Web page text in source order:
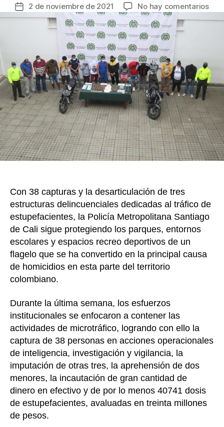
c
e
b
o
o
k
itt
er
ail er
e
st
m
p
ar
tir
Fecha
de
2 de noviembre de 2021 No hay comentariosen
del
que
en
Cali
Con 38 capturas y la desarticulación de tres
estructuras delincuenciales dedicadas al tráfico de
estupefacientes, la Policía Metropolitana Santiago
de Cali sigue protegiendo los parques, entornos
escolares y espacios recreo deportivos de un
flagelo que se ha convertido en la principal causa
de homicidios en esta parte del territorio
colombiano.
Durante la última semana, los esfuerzos
institucionales se enfocaron a contener las
actividades de microtráfico, logrando con ello la
captura de 38 personas en acciones operacionales
de inteligencia, investigación y vigilancia, la
imputación de otras tres, la aprehensión de dos
menores, la incautación de gran cantidad de
dinero en efectivo y de por lo menos 40741 dosis
de estupefacientes, avaluadas en treinta millones
de pesos.